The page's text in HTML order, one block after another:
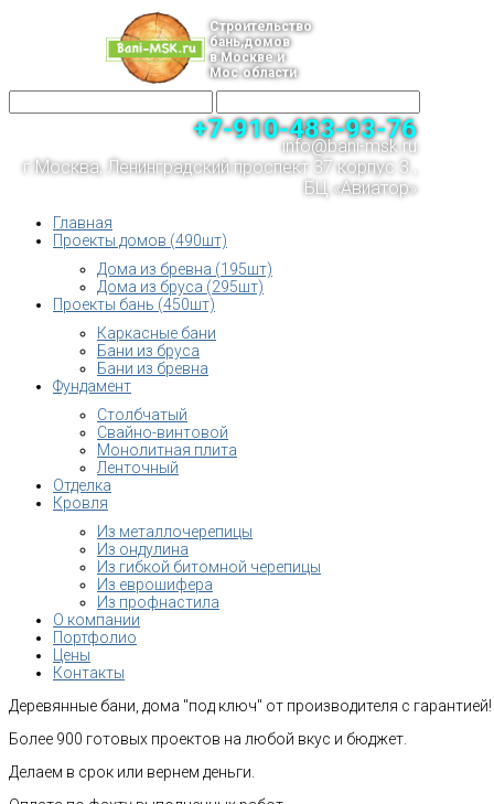
Строительство
бань,домов
в Москве и
Мос.области
+7-910-483-93-76
info@bani-msk.ru
г.Москва, Ленинградский проспект 37 корпус 3 ,
БЦ «Авиатор»
Главная
Проекты домов (490шт)
Дома из бревна (195шт)
Дома из бруса (295шт)
Проекты бань (450шт)
Каркасные бани
Бани из бруса
Бани из бревна
Фундамент
Столбчатый
Свайно-винтовой
Монолитная плита
Ленточный
Отделка
Кровля
Из металлочерепицы
Из ондулина
Из гибкой битомной черепицы
Из еврошифера
Из профнастила
О компании
Портфолио
Цены
Контакты
Деревянные бани, дома "под ключ" от производителя с гарантией!
Более 900 готовых проектов на любой вкус и бюджет.
Делаем в срок или вернем деньги.